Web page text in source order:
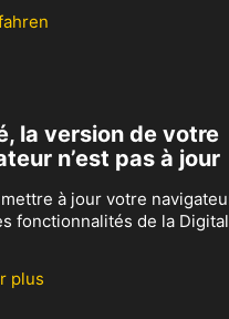
la version de votre
n’est pas à jour
à jour votre
fonctionnalités de la
plus